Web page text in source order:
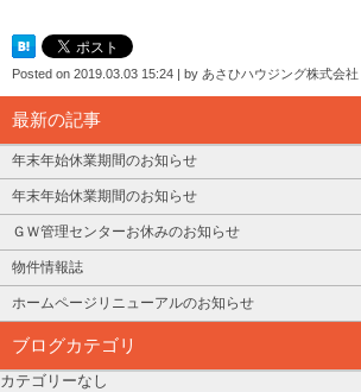
Posted on 2019.03.03 15:24 | by あさひハウジング株式会社
最新の記事
年末年始休業期間のお知らせ
年末年始休業期間のお知らせ
ＧＷ管理センターお休みのお知らせ
物件情報誌
ホームページリニューアルのお知らせ
ブログカテゴリ
カテゴリーなし